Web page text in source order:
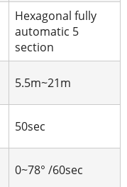
Hexagonal fully
automatic 5
section
5.5m~21m
50sec
0~78° /60sec